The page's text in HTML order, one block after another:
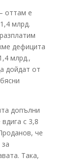
оттам е
млрд.
дефицита
млрд.,
дойдат от
допълни
с 3,8
че
Така,